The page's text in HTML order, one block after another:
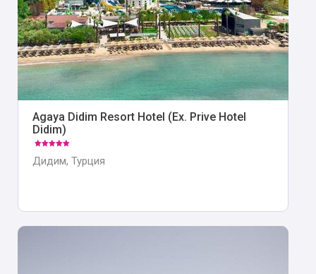
Agaya Didim Resort Hotel (Ex. Prive Hotel
Didim)
Дидим, Турция